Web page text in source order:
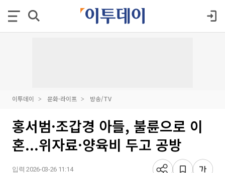
이투데이 문화·라이프 방송/TV
홍서범·조갑경 아들, 불륜으로 이
혼...위자료·양육비 두고 공방
입력 2026-03-26 11:14